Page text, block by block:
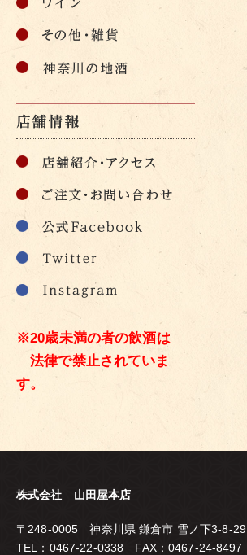
※20歳未満の者の飲酒は
法律で禁止されていま
す。
株式会社 山田屋本店
〒248-0005 神奈川県 鎌倉市 雪ノ下3-8-29
TEL：0467-22-0338 FAX：0467-24-8497